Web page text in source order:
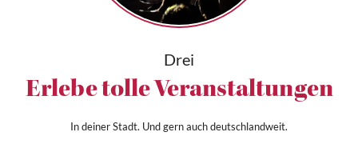
Drei
Erlebe tolle Veranstaltungen
In deiner Stadt. Und gern auch deutschlandweit.